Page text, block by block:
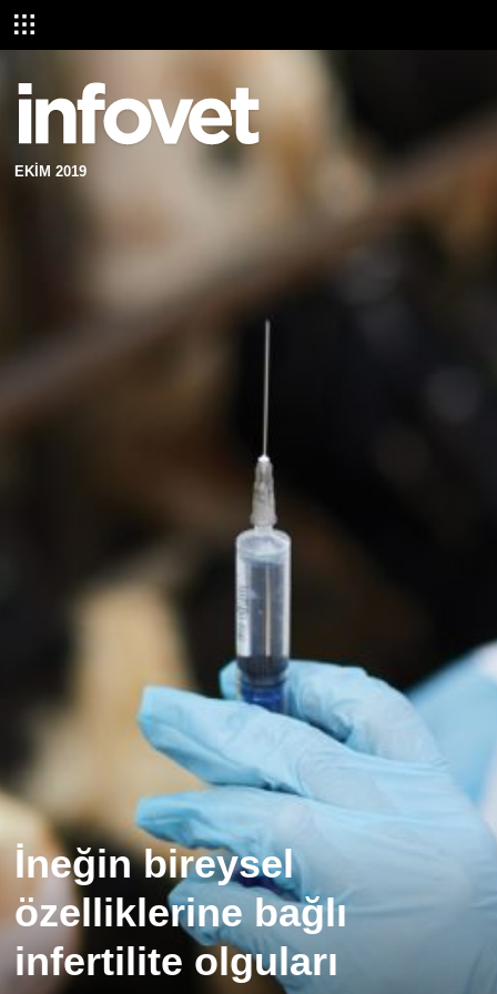
EKİM 2019
İneğin bireysel
özelliklerine bağlı
infertilite olguları